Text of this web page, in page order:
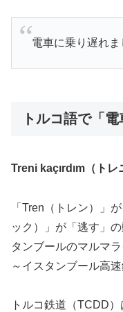
電車に乗り遅れ
トルコ語で「
Treni kaçırdım（トレ
「Tren（トレン）」
ック）」が「逃す」
タンブールのマルマ
～イスタンブール高
トルコ鉄道（TCDD